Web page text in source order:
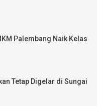
Palembang Naik Kelas
Tetap Digelar di Sungai